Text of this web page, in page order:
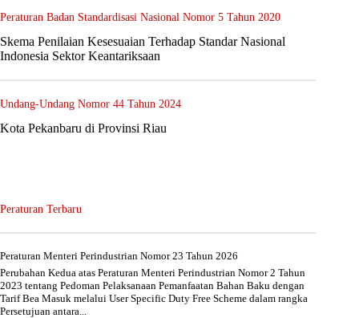
Peraturan Badan Standardisasi Nasional Nomor 5 Tahun 2020
Skema Penilaian Kesesuaian Terhadap Standar Nasional
Indonesia Sektor Keantariksaan
Undang-Undang Nomor 44 Tahun 2024
Kota Pekanbaru di Provinsi Riau
Peraturan Terbaru
Peraturan Menteri Perindustrian Nomor 23 Tahun 2026
Perubahan Kedua atas Peraturan Menteri Perindustrian Nomor 2 Tahun
2023 tentang Pedoman Pelaksanaan Pemanfaatan Bahan Baku dengan
Tarif Bea Masuk melalui User Specific Duty Free Scheme dalam rangka
Persetujuan antara...